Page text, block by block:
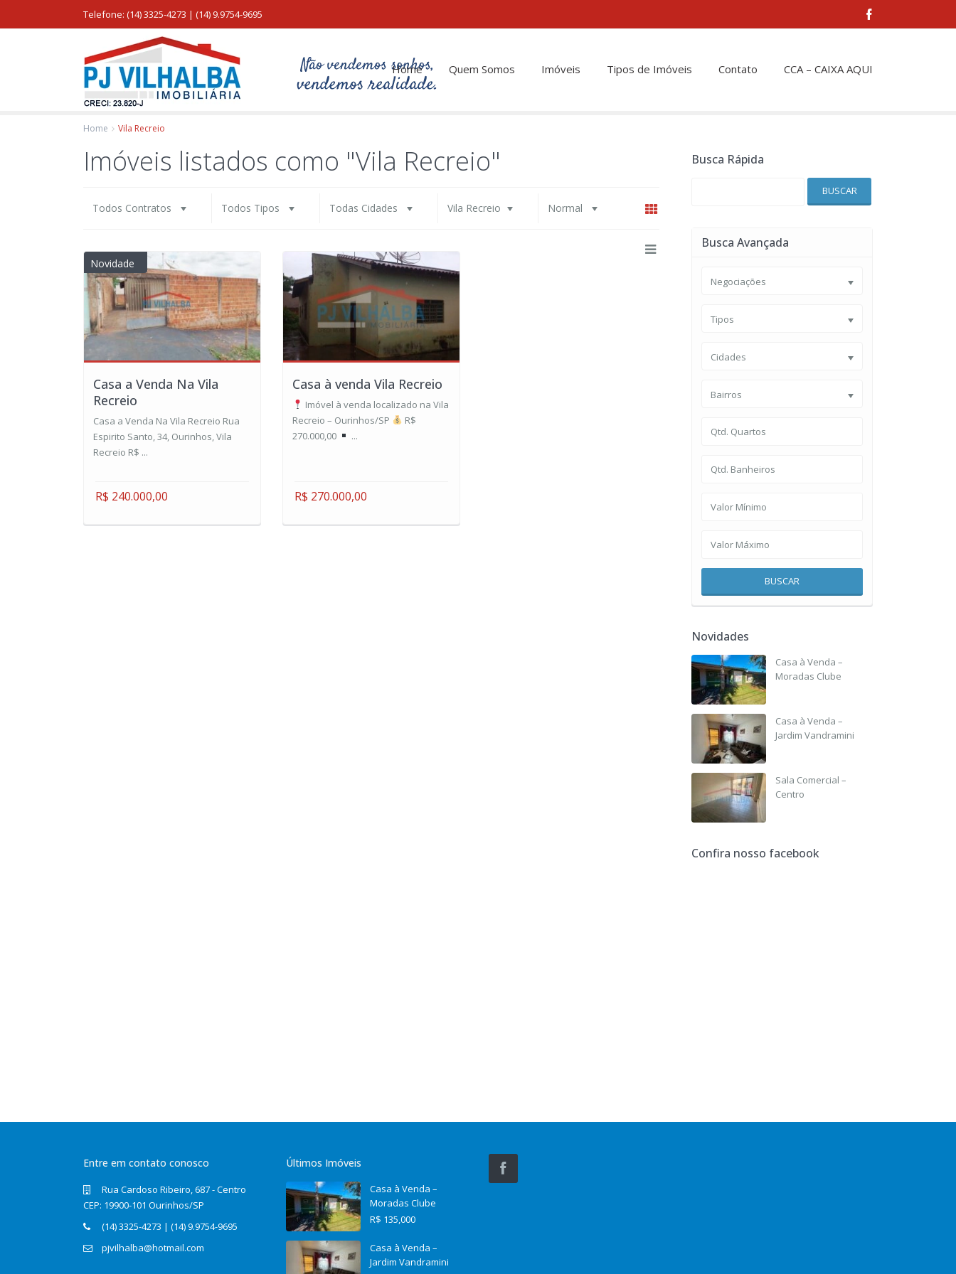
Telefone: (14) 3325-4273 | (14) 9.9754-9695
Home Quem Somos Imóveis Tipos de Imóveis Contato CCA – CAIXA AQUI
Home Vila Recreio
Imóveis listados como "Vila Recreio"
Todos Contratos Todos Tipos Todas Cidades Vila Recreio Normal
Novidade
Casa a Venda Na Vila
Recreio
Casa a Venda Na Vila Recreio Rua
Espirito Santo, 34, Ourinhos, Vila
Recreio R$ ...
R$ 240.000,00
Casa à venda Vila Recreio
Imóvel à venda localizado na Vila
Recreio – Ourinhos/SP
R$
270.000,00
...
R$ 270.000,00
Busca Rápida
BUSCAR
Busca Avançada
Negociações
Tipos
Cidades
Bairros
BUSCAR
Novidades
Casa à Venda –
Moradas Clube
Casa à Venda –
Jardim Vandramini
Sala Comercial –
Centro
Confira nosso facebook
Entre em contato conosco
Rua Cardoso Ribeiro, 687 - Centro
CEP: 19900-101 Ourinhos/SP
(14) 3325-4273 | (14) 9.9754-9695
pjvilhalba@hotmail.com
Últimos Imóveis
Casa à Venda –
Moradas Clube
R$ 135,000
Casa à Venda –
Jardim Vandramini